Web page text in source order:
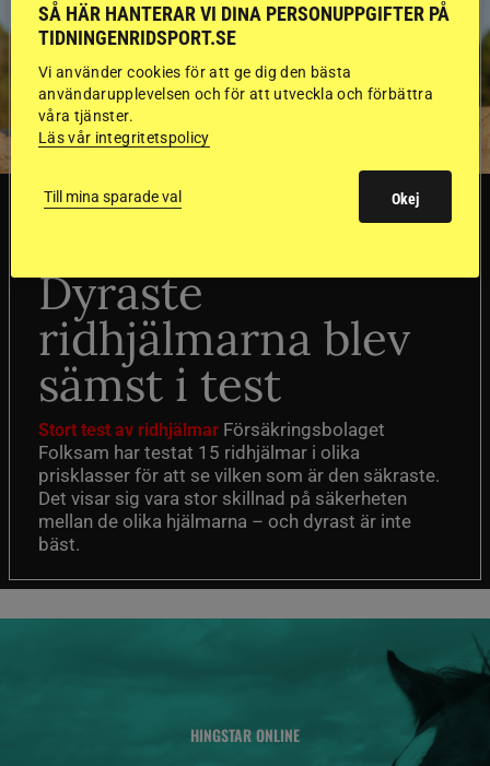
SVERIGE
Dyraste
ridhjälmarna blev
sämst i test
Stort test av ridhjälmar Försäkringsbolaget
Folksam har testat 15 ridhjälmar i olika
prisklasser för att se vilken som är den säkraste.
Det visar sig vara stor skillnad på säkerheten
mellan de olika hjälmarna – och dyrast är inte
bäst.
HINGSTAR ONLINE
SÅ HÄR HANTERAR VI DINA PERSONUPPGIFTER PÅ
TIDNINGENRIDSPORT.SE
Vi använder cookies för att ge dig den bästa
användarupplevelsen och för att utveckla och förbättra
våra tjänster.
Läs vår integritetspolicy
Till mina sparade val Okej